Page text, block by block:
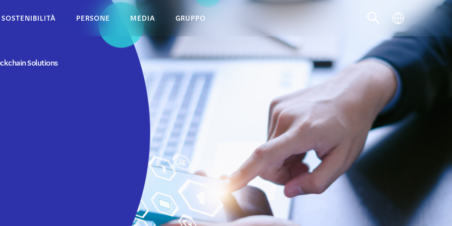
SCOPRI LA SOLUZIONE ADATTA AL
SCOPRI DI PIÙ
SOSTENIBILITÀ PERSONE MEDIA GRUPPO
Solutions